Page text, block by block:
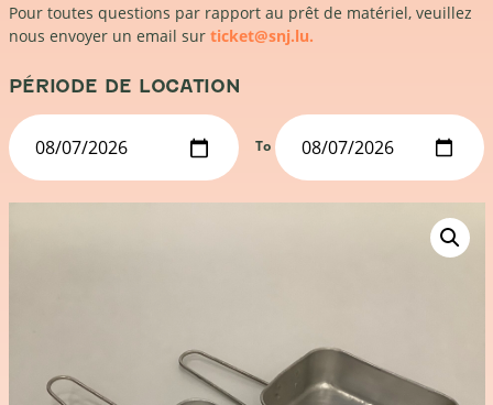
Pour toutes questions par rapport au prêt de matériel, veuillez
nous envoyer un email sur ticket@snj.lu.
PÉRIODE DE LOCATION
To